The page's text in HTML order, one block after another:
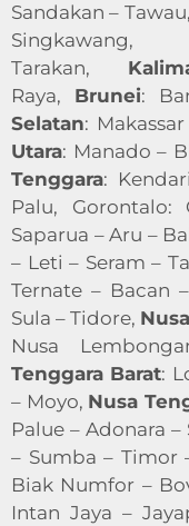
Sandakan – Tawau,
Tarakan,
Raya, Brunei:
Selatan:
Utara: Manado –
Tenggara:
Palu, Gorontalo:
Saparua – Aru –
– Leti – Seram –
Ternate – Bacan
Sula – Tidore,
Nusa
Tenggara Barat:
– Moyo, Nusa
Palue – Adonara
– Sumba – Timor
Biak Numfor –
Intan Jaya –